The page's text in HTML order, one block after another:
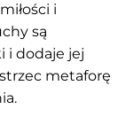
i
są
i dodaje jej
metaforę